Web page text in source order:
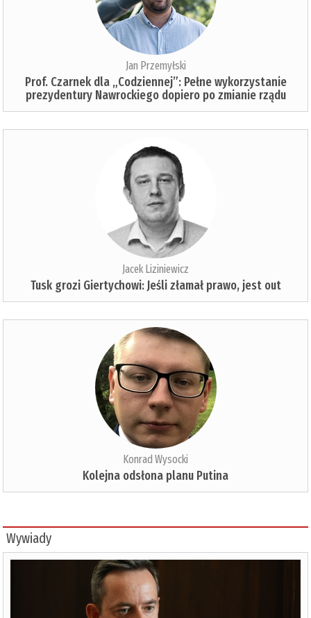
Jan Przemyłski
Prof. Czarnek dla „Codziennej”: Pełne wykorzystanie
prezydentury Nawrockiego dopiero po zmianie rządu
Jacek Liziniewicz
Tusk grozi Giertychowi: Jeśli złamał prawo, jest out
Konrad Wysocki
Kolejna odsłona planu Putina
Wywiady